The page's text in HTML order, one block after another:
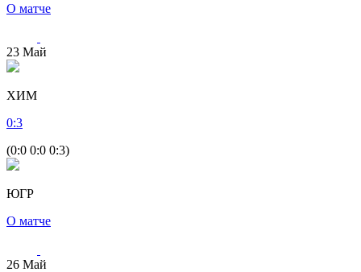
О матче
23 Май
ХИМ
0:3
(0:0 0:0 0:3)
ЮГР
О матче
26 Май